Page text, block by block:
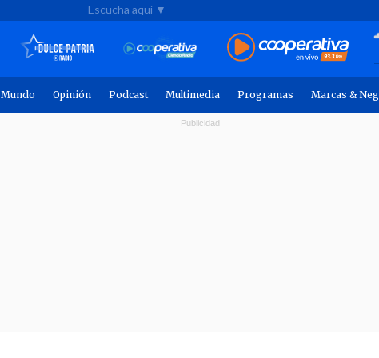
Escucha aquí ▼
Mundo Opinión Podcast Multimedia Programas Marcas &